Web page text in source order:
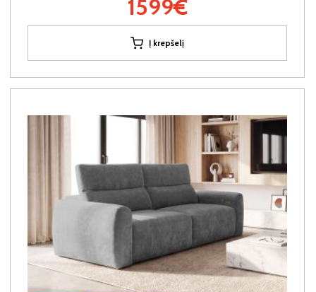
1599€
Į krepšelį